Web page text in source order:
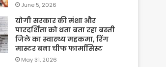
June 5, 2026
योगी सरकार की मंशा और
पारदर्शिता को धता बता रहा बस्ती
जिले का स्वास्थ्य महकमा, रिंग
मास्टर बना चीफ फार्मासिस्ट
May 31, 2026